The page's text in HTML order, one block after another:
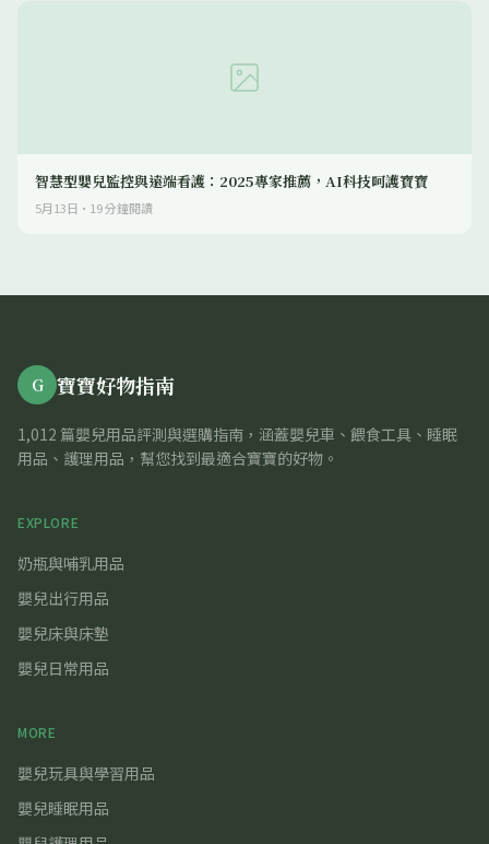
智慧型嬰兒監控與遠端看護：2025專家推薦，AI科技呵護寶寶
5月13日 · 19分鐘閱讀
G 寶寶好物指南
1,012 篇嬰兒用品評測與選購指南，涵蓋嬰兒車、餵食工具、睡眠
用品、護理用品，幫您找到最適合寶寶的好物。
EXPLORE
奶瓶與哺乳用品
嬰兒出行用品
嬰兒床與床墊
嬰兒日常用品
MORE
嬰兒玩具與學習用品
嬰兒睡眠用品